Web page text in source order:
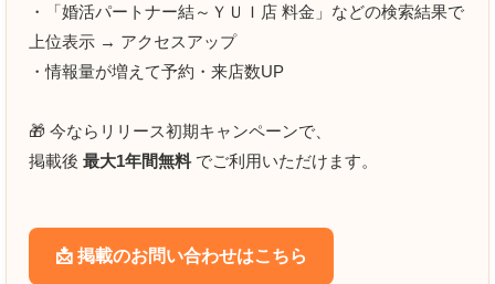
・「婚活パートナー結～ＹＵＩ店 料金」などの検索結果で
上位表示 → アクセスアップ
・情報量が増えて予約・来店数UP
🎁 今ならリリース初期キャンペーンで、
掲載後 最大1年間無料 でご利用いただけます。
📩 掲載のお問い合わせはこちら